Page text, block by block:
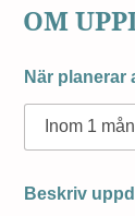
OM
När planerar
Beskriv